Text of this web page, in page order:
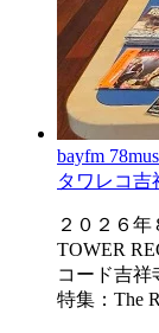
bayfm
タワレコ吉
２０２６
TOWER
コード吉祥
特集：The